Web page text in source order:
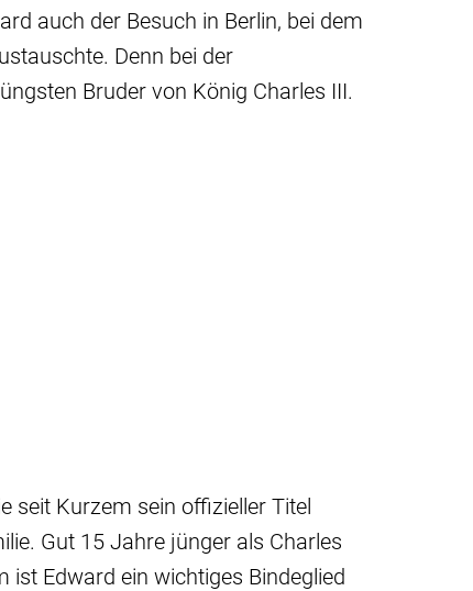
auch der Besuch in Berlin, bei dem
Denn bei der
Bruder von König Charles III.
seit Kurzem sein offizieller Titel
Gut 15 Jahre jünger als Charles
Edward ein wichtiges Bindeglied